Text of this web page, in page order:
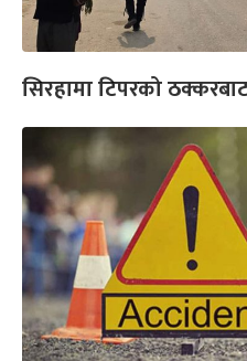
सिरहामा टिपरको